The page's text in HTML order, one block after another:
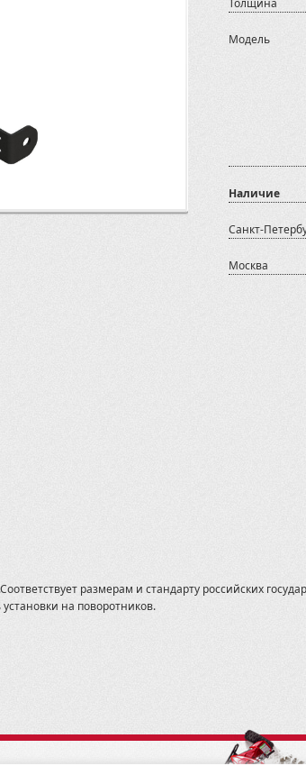
Толщина
Модель
Наличие
Санкт-
Москва
размерам и стандарту российских
на поворотников.